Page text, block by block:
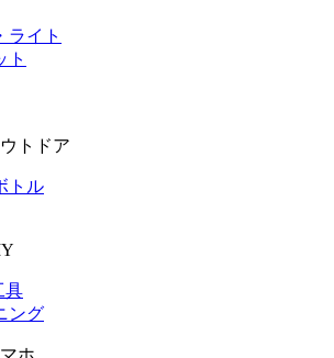
ライト
ト
トドア
トル
具
ング